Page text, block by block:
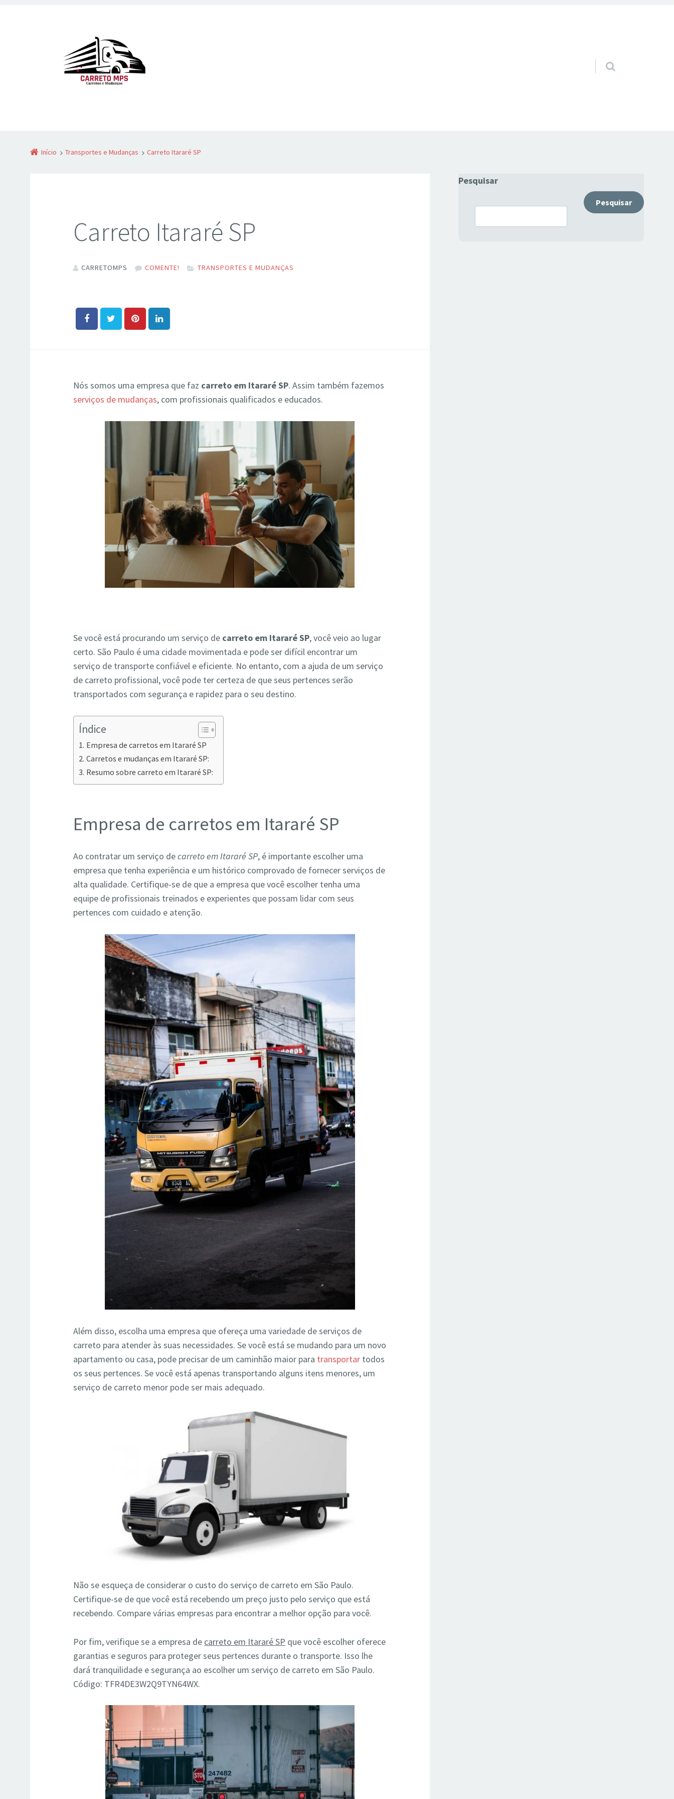
Pular para o conteúdo
Início Transportes e Mudanças Carreto Itararé SP
Carreto Itararé SP
CARRETOMPS COMENTE! TRANSPORTES E MUDANÇAS
Nós somos uma empresa que faz carreto em Itararé SP. Assim também fazemos
serviços de mudanças, com profissionais qualificados e educados.
Se você está procurando um serviço de carreto em Itararé SP, você veio ao lugar
certo. São Paulo é uma cidade movimentada e pode ser difícil encontrar um
serviço de transporte confiável e eficiente. No entanto, com a ajuda de um serviço
de carreto profissional, você pode ter certeza de que seus pertences serão
transportados com segurança e rapidez para o seu destino.
Índice
Empresa de carretos em Itararé SP
Carretos e mudanças em Itararé SP:
Resumo sobre carreto em Itararé SP:
Empresa de carretos em Itararé SP
Ao contratar um serviço decarreto em Itararé SP, é importante escolher uma
empresa que tenha experiência e um histórico comprovado de fornecer serviços de
alta qualidade. Certifique-se de que a empresa que você escolher tenha uma
equipe de profissionais treinados e experientes que possam lidar com seus
pertences com cuidado e atenção.
Além disso, escolha uma empresa que ofereça uma variedade de serviços de
carreto para atender às suas necessidades. Se você está se mudando para um novo
apartamento ou casa, pode precisar de um caminhão maior para transportar todos
os seus pertences. Se você está apenas transportando alguns itens menores, um
serviço de carreto menor pode ser mais adequado.
Não se esqueça de considerar o custo do serviço de carreto em São Paulo.
Certifique-se de que você está recebendo um preço justo pelo serviço que está
recebendo. Compare várias empresas para encontrar a melhor opção para você.
Por fim, verifique se a empresa de carreto em Itararé SP que você escolher oferece
garantias e seguros para proteger seus pertences durante o transporte. Isso lhe
dará tranquilidade e segurança ao escolher um serviço de carreto em São Paulo.
Código: TFR4DE3W2Q9TYN64WX.
Pesquisar
Pesquisar